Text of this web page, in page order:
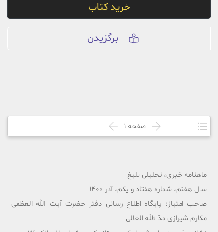
خرید کتاب
برگزیدن
صفحه 1
ماهنامه خبری، تحلیلی بلیغ
سال هفتم، شماره هفتاد و یکم، آذر 1400
صاحب امتیاز: پایگاه اطلاع رسانی دفتر حضرت آیت الله العظمی
مکارم شیرازی مدّ ظلّه العالی